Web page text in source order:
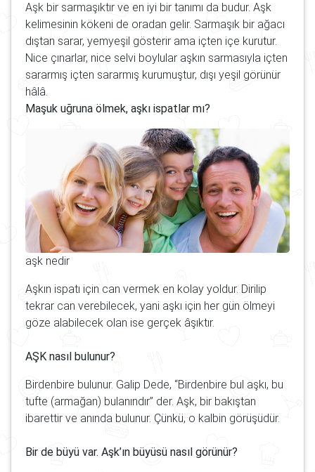
Aşk bir sarmaşıktır ve en iyi bir tanımı da budur. Aşk
kelimesinin kökeni de oradan gelir. Sarmaşık bir ağacı
dıştan sarar, yemyeşil gösterir ama içten içe kurutur.
Nice çınarlar, nice selvi boylular aşkın sarmasıyla içten
sararmış içten sararmış kurumuştur, dışı yeşil görünür
hâlâ.
Maşuk uğruna ölmek, aşkı ispatlar mı?
aşk nedir
Aşkın ispatı için can vermek en kolay yoldur. Dirilip
tekrar can verebilecek, yani aşkı için her gün ölmeyi
göze alabilecek olan ise gerçek âşıktır.
AŞK nasıl bulunur?
Birdenbire bulunur. Galip Dede, “Birdenbire bul aşkı, bu
tufte (armağan) bulanındır” der. Aşk, bir bakıştan
ibarettir ve anında bulunur. Çünkü, o kalbin görüşüdür.
Bir de büyü var. Aşk’ın büyüsü nasıl görünür?